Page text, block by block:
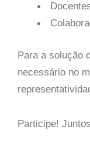
Para a solução
necessário no
Participe!